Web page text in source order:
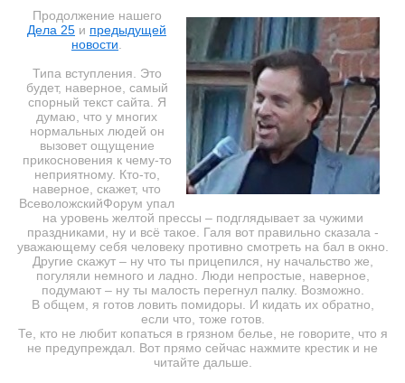
Продолжение нашего
Дела 25 и предыдущей
новости
Типа вступления. Это
будет, наверное, самый
спорный текст сайта. Я
думаю, что у многих
нормальных людей он
вызовет ощущение
прикосновения к чему-то
неприятному. Кто-то,
наверное, скажет, что
ВсеволожскийФорум упал
на уровень желтой прессы – подглядывает за чужими
праздниками, ну и всё такое. Галя вот правильно сказала -
уважающему себя человеку противно смотреть на бал в окно.
Другие скажут – ну что ты прицепился, ну начальство же,
погуляли немного и ладно. Люди непростые, наверное,
подумают – ну ты малость перегнул палку. Возможно.
В общем, я готов ловить помидоры. И кидать их обратно,
если что, тоже готов.
Те, кто не любит копаться в грязном белье, не говорите, что я
не предупреждал. Вот прямо сейчас нажмите крестик и не
читайте дальше.